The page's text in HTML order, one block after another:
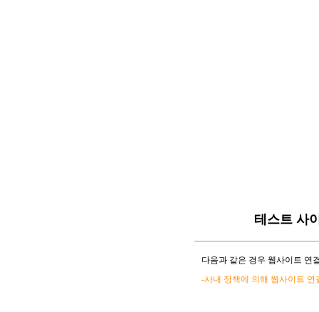
테스트 사
다음과 같은 경우 웹사이트 연
-사내 정책에 의해 웹사이트